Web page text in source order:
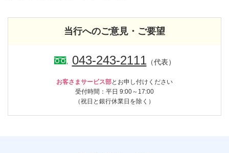
当行へのご意見・ご要望
043-243-2111（代表）
お客さまサービス部とお申し付けください
受付時間：平日 9:00～17:00
（祝日と銀行休業日を除く）